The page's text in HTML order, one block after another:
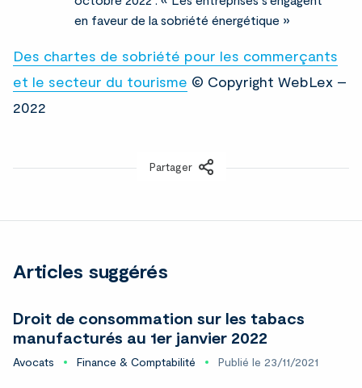
en faveur de la sobriété énergétique »
Des chartes de sobriété pour les commerçants
et le secteur du tourisme © Copyright WebLex –
2022
Partager
LinkedIn
Articles suggérés
Droit de consommation sur les tabacs
manufacturés au 1er janvier 2022
Avocats Finance & Comptabilité Publié le 23/11/2021